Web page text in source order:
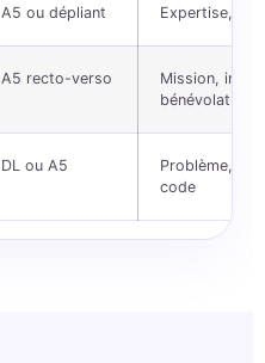
A5 ou dépliant Expertise,
A5 recto-verso
Mission,
bénévolat
DL ou A5
Problème,
code